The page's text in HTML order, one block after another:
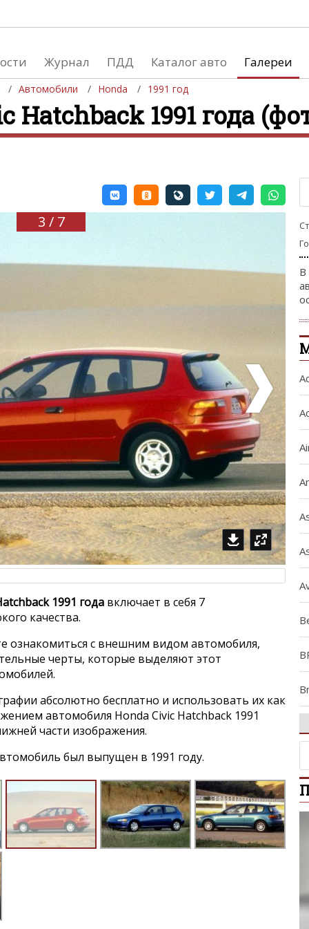
Журнал ПДД Каталог авто Галереи
Автомобили Honda 1991 год
Hatchback 1991 года
и автомобили
и мото
Автосалоны
Список мировых автосалонов
3 / 7
1991 года включает в себя 7
качества.
ознакомиться с внешним видом автомобиля,
черты, которые выделяют этот
абсолютно бесплатно и использовать их как
автомобиля Honda Civic Hatchback 1991
части изображения.
был выпущен в 1991 году.
В